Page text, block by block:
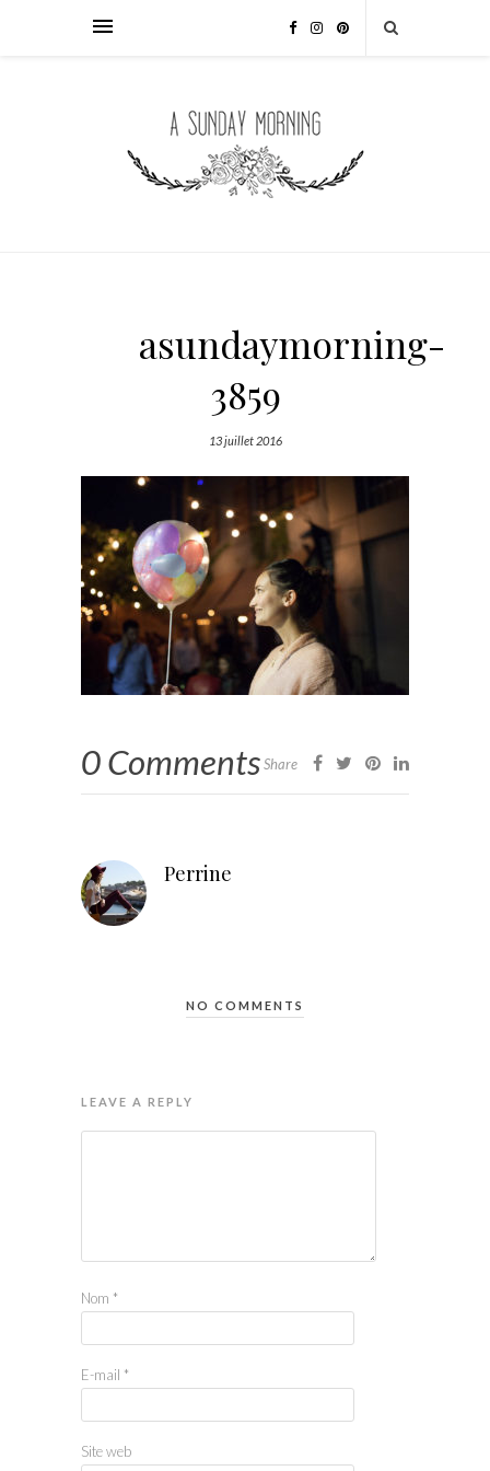
asundaymorning-
3859
13 juillet 2016
0 CommentsShare
Perrine
NO COMMENTS
LEAVE A REPLY
Nom *
E-mail *
Site web